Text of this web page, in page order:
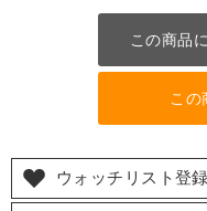
この商品
この
ウォッチリスト登